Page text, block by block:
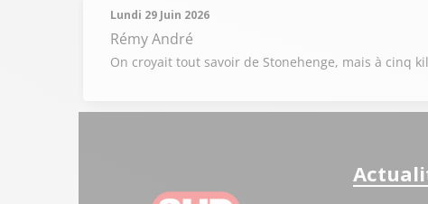
Lundi 29 Juin 2026
Rémy André
On croyait tout savoir de Stonehenge, mais à cinq